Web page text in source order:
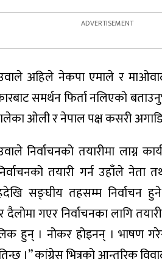
अहिले नेकपा एमाले र
समर्थन फिर्ता नलिएको
ओली र नेपाल पक्ष कसरी अगाडि
निर्वाचनको तयारीमा लाग्न
तयारी गर्न उहाँले
सङ्घीय तहसम्म निर्वाचन
गएर निर्वाचनका लागि
हुन् । नोकर होइनन् । भाषण